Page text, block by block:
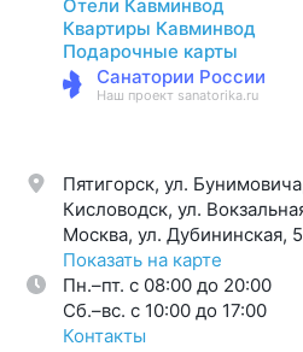
Отели Кавминвод
Квартиры Кавминвод
Подарочные карты
Санатории России
Наш проект sanatorika.ru
Пятигорск, ул.
Кисловодск, ул.
Москва, ул. Дубининская,
Показать на карте
Пн.–пт. с 08:00 до 20:00
Cб.–вс. с 10:00 до 17:00
Контакты